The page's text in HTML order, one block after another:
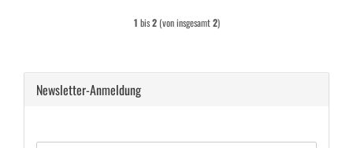
1 bis2(von insgesamt2)
Newsletter-Anmeldung